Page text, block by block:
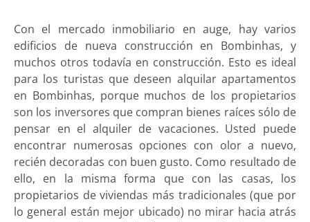
Con el mercado inmobiliario en auge, hay varios
edificios de nueva construcción en Bombinhas, y
muchos otros todavía en construcción. Esto es ideal
para los turistas que deseen alquilar apartamentos
en Bombinhas, porque muchos de los propietarios
son los inversores que compran bienes raíces sólo de
pensar en el alquiler de vacaciones. Usted puede
encontrar numerosas opciones con olor a nuevo,
recién decoradas con buen gusto. Como resultado de
ello, en la misma forma que con las casas, los
propietarios de viviendas más tradicionales (que por
lo general están mejor ubicado) no mirar hacia atrás